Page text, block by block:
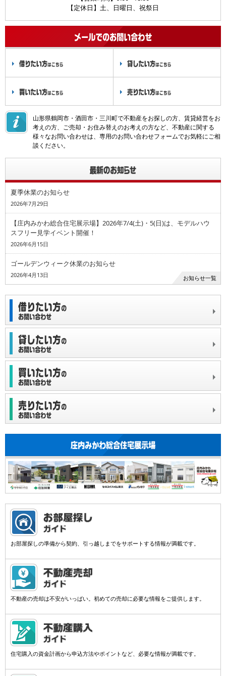
【定休日】土、日曜日、祝祭日
山形県鶴岡市・酒田市・三川町で不動産をお探しの方、賃貸経営をお
考えの方、ご売却・お住み替えのお考えの方など、不動産に関する
様々なお問い合わせは、専用のお問い合わせフォームでお気軽にご相
談ください。
夏季休業のお知らせ
2026年7月29日
【庄内みかわ総合住宅展示場】2026年7/4(土)・5(日)は、モデルハウ
スフリー見学イベント開催！
2026年6月15日
ゴールデンウィーク休業のお知らせ
2026年4月13日 お知らせ一覧
お部屋探しの準備から契約、引っ越しまでをサポートする情報が満載です。
不動産の売却は不安がいっぱい。初めての売却に必要な情報をご提供します。
住宅購入の資金計画から申込方法やポイントなど、必要な情報が満載です。